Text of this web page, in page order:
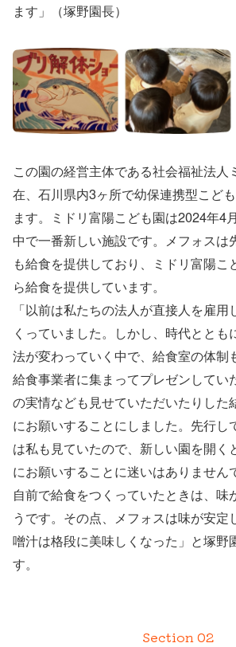
ます」（塚野園長）
この園の経営主体である社会福祉法人
在、石川県内3ヶ所で幼保連携型こど
ます。ミドリ富陽こども園は2024年4
中で一番新しい施設です。メフォスは
も給食を提供しており、ミドリ富陽こ
ら給食を提供しています。
「以前は私たちの法人が直接人を雇
くっていました。しかし、時代ととも
法が変わっていく中で、給食室の体制
給食事業者に集まってプレゼンしてい
の実情なども見せていただいたりした
にお願いすることにしました。先行し
は私も見ていたので、新しい園を開く
にお願いすることに迷いはありません
自前で給食をつくっていたときは、味
うです。その点、メフォスは味が安定
噌汁は格段に美味しくなった」と塚野
す。
Section 02